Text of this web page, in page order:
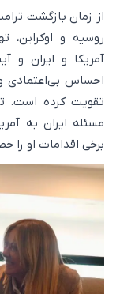
از زمان بازگشت
روسیه و اوکراین،
آمریکا و ایران و
احساس بی‌اعتمادی
تقویت کرده است.
مسئله ایران به
برخی اقدامات او را